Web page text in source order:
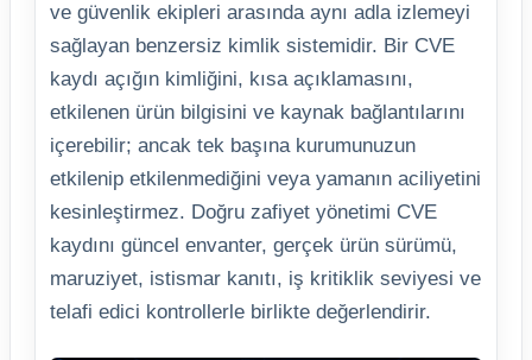
ve güvenlik ekipleri arasında aynı adla izlemeyi
sağlayan benzersiz kimlik sistemidir. Bir CVE
kaydı açığın kimliğini, kısa açıklamasını,
etkilenen ürün bilgisini ve kaynak bağlantılarını
içerebilir; ancak tek başına kurumunuzun
etkilenip etkilenmediğini veya yamanın aciliyetini
kesinleştirmez. Doğru zafiyet yönetimi CVE
kaydını güncel envanter, gerçek ürün sürümü,
maruziyet, istismar kanıtı, iş kritiklik seviyesi ve
telafi edici kontrollerle birlikte değerlendirir.